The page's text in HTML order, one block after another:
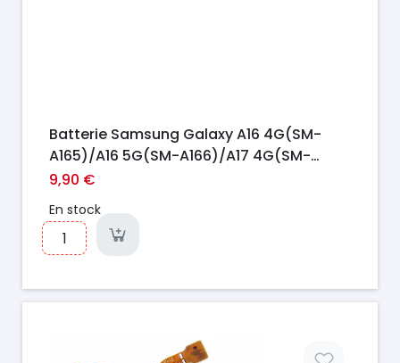
Batterie Samsung Galaxy A16 4G(SM-
A165)/A16 5G(SM-A166)/A17 4G(SM-
A175)/A17 5G(SM-A176)/A26 5G(SM-
9,90 €
En stock